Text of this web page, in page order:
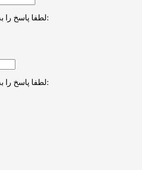
لطفا پاسخ را به عدد انگلیسی وارد کنید:
لطفا پاسخ را به عدد انگلیسی وارد کنید: